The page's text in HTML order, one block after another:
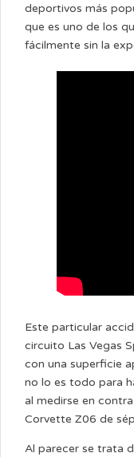
deportivos más
que es uno de los
fácilmente sin la
Este particular
circuito Las Vegas
con una superficie
no lo es todo para
al medirse en
Corvette Z06 de
Al parecer se trata